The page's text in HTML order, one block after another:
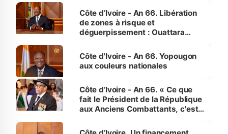
milieu des sinistrés
Côte d’Ivoire - An 66. Libération
de zones à risque et
déguerpissement : Ouattara
l'Etat de droit pour préserver les
vies humaines »
Côte d'Ivoire - An 66. Yopougon
aux couleurs nationales
Côte d’Ivoire - An 66. « Ce que
fait le Président de la République
aux Anciens Combattants, c'est